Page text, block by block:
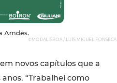
Arndes.
©MODALISBOA / LUÍS MIGUEL FONSECA
novos capítulos que a
“Trabalhei como